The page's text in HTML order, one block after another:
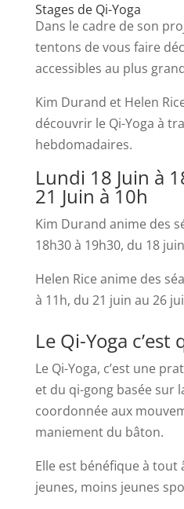
Stages de Qi-Yoga
Dans le cadre de son
tentons de vous faire
accessibles au plus
Kim Durand et Helen
découvrir le Qi-Yoga à
hebdomadaires.
Lundi 18 Juin à
21 Juin à 10h
Kim Durand anime des
18h30 à 19h30, du 18
Helen Rice anime des
à 11h, du 21 juin au 26
Le Qi-Yoga c’est
Le Qi-Yoga, c’est une
et du qi-gong basée sur
coordonnée aux
maniement du bâton.
Elle est bénéfique à tout
jeunes, moins jeunes